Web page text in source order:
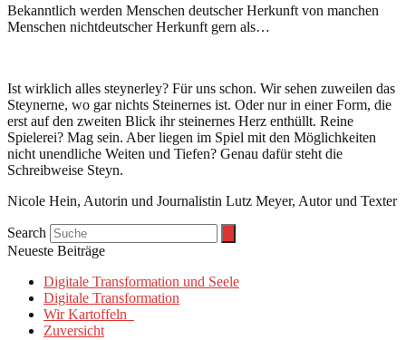
Bekanntlich werden Menschen deutscher Herkunft von manchen
Menschen nichtdeutscher Herkunft gern als…
Ist wirklich alles steynerley? Für uns schon. Wir sehen zuweilen das
Steynerne, wo gar nichts Steinernes ist. Oder nur in einer Form, die
erst auf den zweiten Blick ihr steinernes Herz enthüllt. Reine
Spielerei? Mag sein. Aber liegen im Spiel mit den Möglichkeiten
nicht unendliche Weiten und Tiefen? Genau dafür steht die
Schreibweise Steyn.
Nicole Hein, Autorin und Journalistin Lutz Meyer, Autor und Texter
Search
Neueste Beiträge
Digitale Transformation und Seele
Digitale Transformation
Wir Kartoffeln
Zuversicht